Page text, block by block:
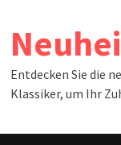
Inhalt
springen
Entdecken Sie die
Klassiker, um Ihr